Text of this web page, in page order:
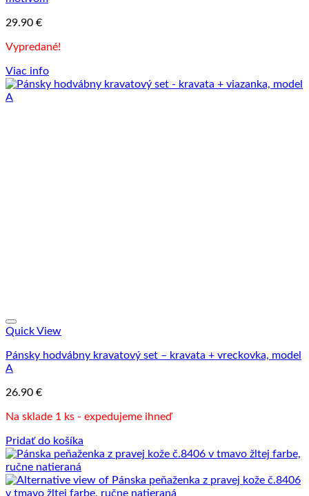
29.90 €
Vypredané!
Viac info
Quick View
Pánsky hodvábny kravatový set – kravata + vreckovka, model
A
26.90 €
Na sklade 1 ks - expedujeme ihneď
Pridať do košíka